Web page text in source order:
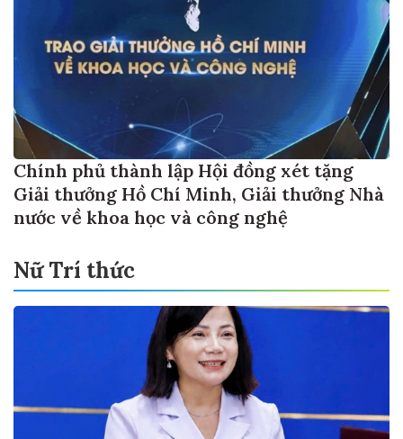
Chính phủ thành lập Hội đồng xét tặng
Giải thưởng Hồ Chí Minh, Giải thưởng Nhà
nước về khoa học và công nghệ
Nữ Trí thức